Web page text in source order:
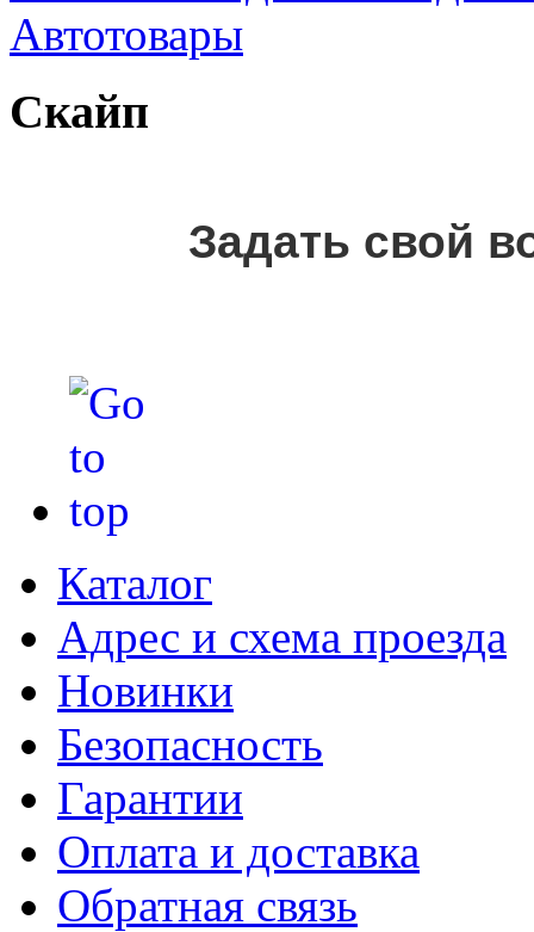
Автотовары
Скайп
Задать свой
Каталог
Адрес и схема проезда
Новинки
Безопасность
Гарантии
Оплата и доставка
Обратная связь